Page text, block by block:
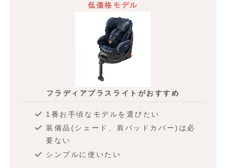
低価格モデル
フラディアプラスライトがおすすめ
1番お手頃なモデルを選びたい
装備品(シェード、肩パッドカバー)は必
要ない
シンプルに使いたい